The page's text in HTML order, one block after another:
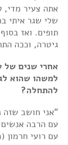
אתה צעיר מדי,
שלי שגר איתי
תופים. ואז
גיטרה, וככה
אחרי שנים של
למשהו שהוא
להתחלה?
"אני חושב שזה
עם הרבה
עם רועי חרמון